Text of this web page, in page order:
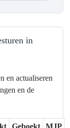
in
en actualiseren
en de
Geboekt
MJP